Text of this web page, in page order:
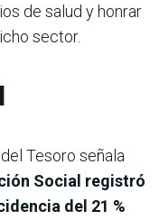
de salud y honrar
sector.
Tesoro señala
Social registró
del 21 %